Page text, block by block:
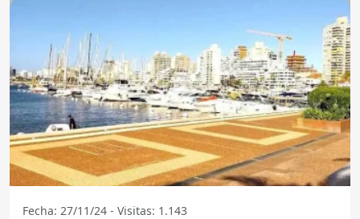
Fecha: 27/11/24 - Visitas: 1.143